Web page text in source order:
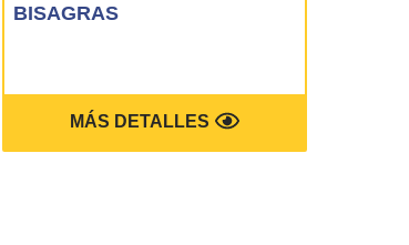
BISAGRAS
MÁS DETALLES